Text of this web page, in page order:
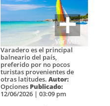
Ver Más
Varadero es el principal
balneario del país,
preferido por no pocos
turistas provenientes de
otras latitudes. Autor:
Opciones Publicado:
12/06/2026 | 03:09 pm